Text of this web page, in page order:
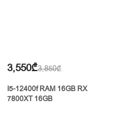
3,550₾3,850₾
I5-12400f RAM 16GB RX
7800XT 16GB